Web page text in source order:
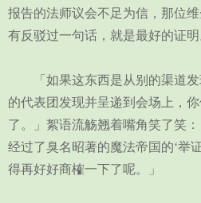
报告的法师议会不足为信，那位
有反驳过一句话，就是最好的证明
「如果这东西是从别的渠道
的代表团发现并呈递到会场上，
了。」絮语流觞翘着嘴角笑了笑
经过了臭名昭著的魔法帝国的‘举
得再好好商榷一下了呢。」